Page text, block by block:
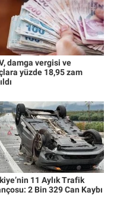
damga vergisi ve
yüzde 18,95 zam
11 Aylık Trafik
2 Bin 329 Can Kaybı